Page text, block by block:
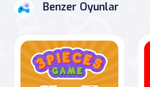
Benzer Oyunlar